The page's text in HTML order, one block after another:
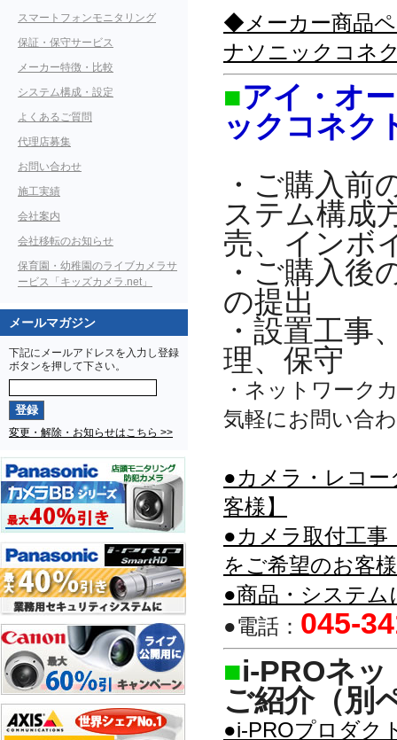
スマートフォンモニタリング
保証・保守サービス
メーカー特徴・比較
システム構成・設定
よくあるご質問
代理店募集
お問い合わせ
施工実績
会社案内
会社移転のお知らせ
保育園・幼稚園のライブカメラサ
ービス「キッズカメラ.net」
メールマガジン
下記にメールアドレスを入力し登録
ボタンを押して下さい。
変更・解除・お知らせはこちら >>
◆メーカー商品
ナソニックコネ
■アイ・オ
ックコネク
・ご購入前
ステム構成
売、インボ
・ご購入後
の提出
・設置工事
理、保守
・ネットワーク
気軽にお問い合
●カメラ・レコ
客様】
●カメラ取付工
をご希望のお客
●商品・システ
●電話： 045-
■i-PROネ
ご紹介（別
●i-PROプロダク